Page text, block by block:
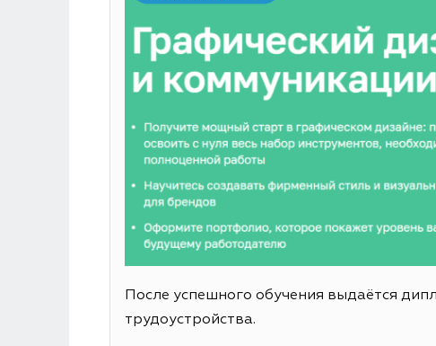
После успешного обучения выдаётся
трудоустройства.